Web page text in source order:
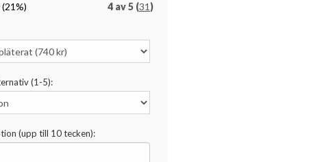
(21%) 4 av5 (31)
(1-5):
(upp till 10 tecken):